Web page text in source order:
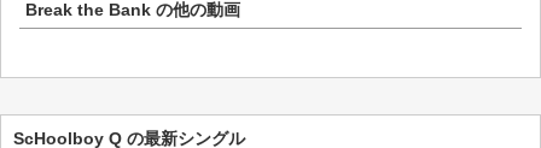
Break the Bank の他の動画
ScHoolboy Q の最新シングル